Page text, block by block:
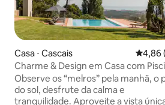
Casa ⋅ Cascais 4,86
4,86
Charme & Design em Casa com
Vista Magnífica de Mar e Montanha
Observe os “melros” pela manhã, o
do sol, desfrute da calma e
tranquilidade. Aproveite a vista